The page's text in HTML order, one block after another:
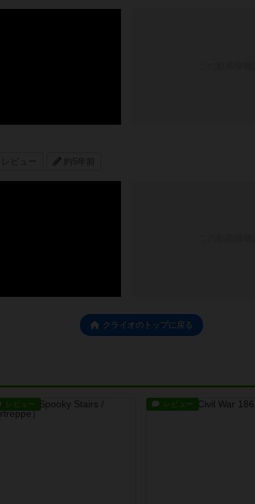
レビュー 約5年前
クライオのトップに戻る
レビュー レビュー